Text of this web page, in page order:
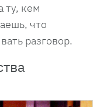
ту, кем
что
разговор.